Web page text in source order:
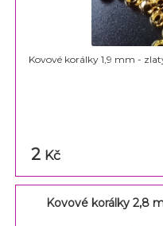
Kovové korálky 1,9 mm -
2 Kč
Kovové korálky 2,8